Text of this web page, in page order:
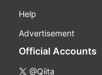
Help
Advertisement
Official Accounts
@Qiita